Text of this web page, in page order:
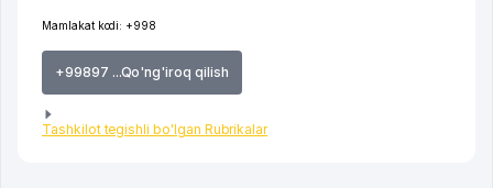
Mamlakat kodi: +998
+99897 ...Qo'ng'iroq qilish
Tashkilot tegishli bo'lgan Rubrikalar